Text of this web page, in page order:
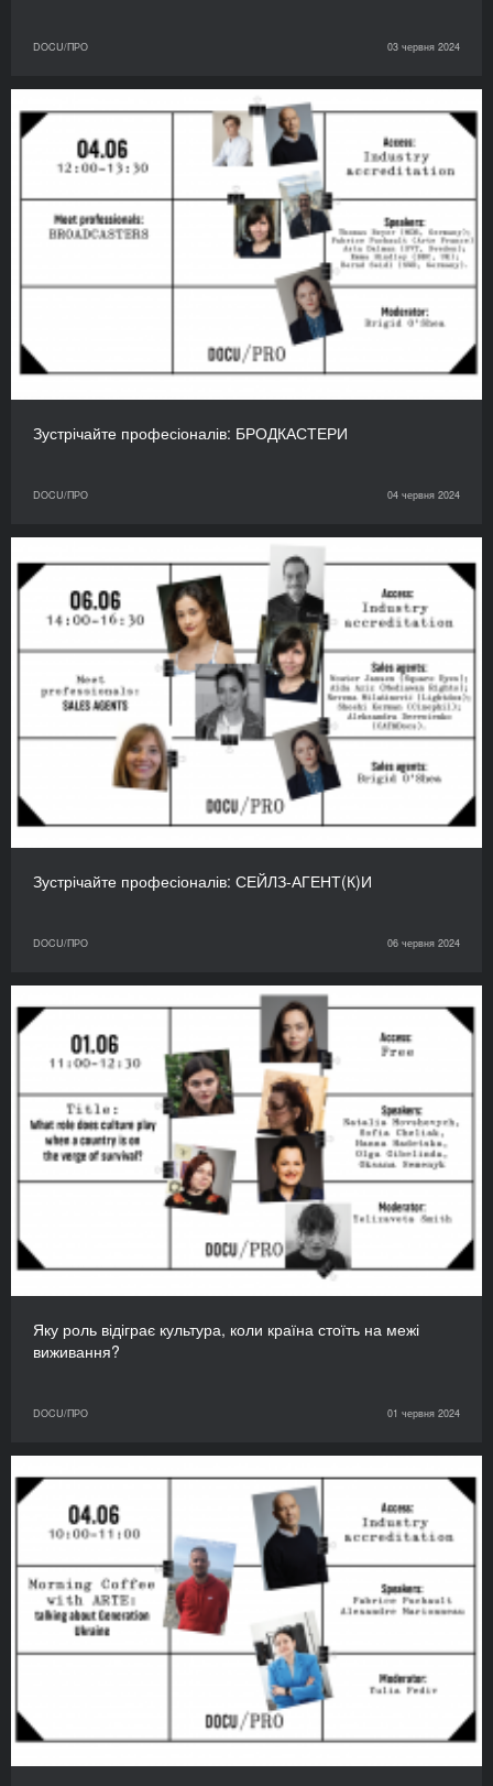
DOCU/ПРО 03 червня 2024
Зустрічайте професіоналів: БРОДКАСТЕРИ
DOCU/ПРО 04 червня 2024
Зустрічайте професіоналів: СЕЙЛЗ-АГЕНТ(К)И
DOCU/ПРО 06 червня 2024
Яку роль відіграє культура, коли країна стоїть на межі
виживання?
DOCU/ПРО 01 червня 2024